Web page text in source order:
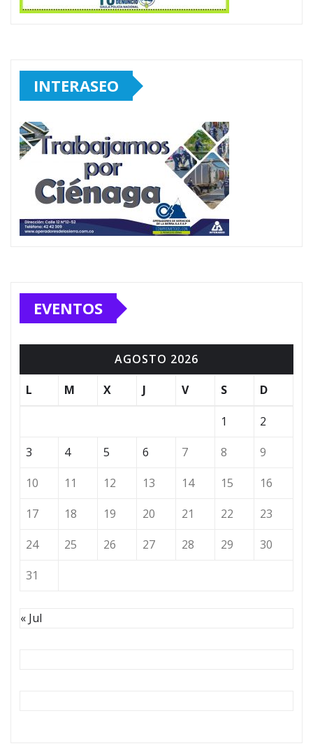
INTERASEO
EVENTOS
AGOSTO 2026
L
M X J V S D
1
2
3
4 5 6 7 8
9
10
11 12 13 14 15
16
17
18 19 20 21 22
23
24
25 26 27 28 29
30
31
« Jul